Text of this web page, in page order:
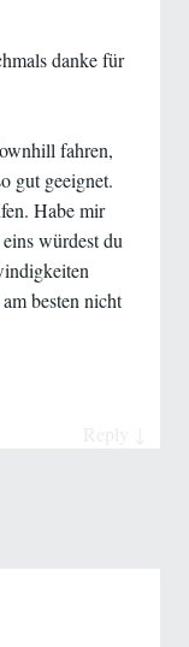
danke für
fahren,
gut geeignet.
Habe mir
würdest du
besten nicht